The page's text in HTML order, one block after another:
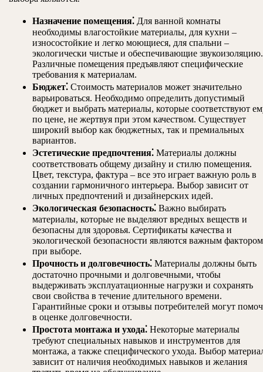
Назначение помещения⁚ Для ванной комнаты
необходимы влагостойкие материалы, для кухни –
износостойкие и легко моющиеся, для спальни –
экологически чистые и обеспечивающие звукоизоляцию.
Различные помещения предъявляют специфические
требования к материалам.
Бюджет⁚ Стоимость материалов может значительно
варьироваться. Необходимо определить допустимый
бюджет и выбрать материалы, которые соответствуют
по цене, не жертвуя при этом качеством. Существует
широкий выбор как бюджетных, так и премиальных
вариантов.
Эстетические предпочтения⁚ Материалы должны
соответствовать общему дизайну и стилю помещения.
Цвет, текстура, фактура – все это играет важную роль в
создании гармоничного интерьера. Выбор зависит от
личных предпочтений и дизайнерских идей.
Экологическая безопасность⁚ Важно выбирать
материалы, которые не выделяют вредных веществ и
безопасны для здоровья. Сертификаты качества и
экологической безопасности являются важным фактором
при выборе.
Прочность и долговечность⁚ Материалы должны быть
достаточно прочными и долговечными, чтобы
выдерживать эксплуатационные нагрузки и сохранять
свои свойства в течение длительного времени.
Гарантийные сроки и отзывы потребителей могут
в оценке долговечности.
Простота монтажа и ухода⁚ Некоторые материалы
требуют специальных навыков и инструментов для
монтажа, а также специфического ухода. Выбор
зависит от наличия необходимых навыков и желания